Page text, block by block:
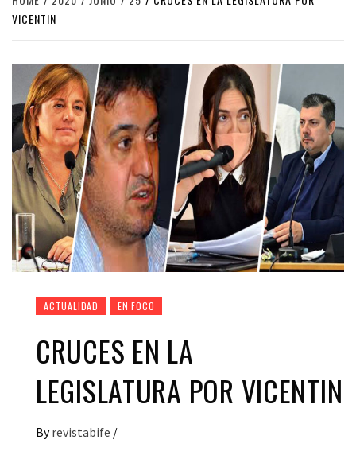
VICENTIN
ACTUALIDAD EN FOCO
CRUCES EN LA
LEGISLATURA POR VICENTIN
By revistabife /